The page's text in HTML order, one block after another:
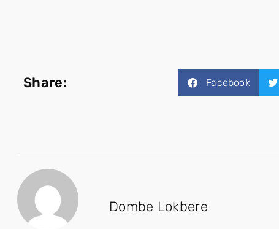
Share: Facebook
Dombe Lokbere